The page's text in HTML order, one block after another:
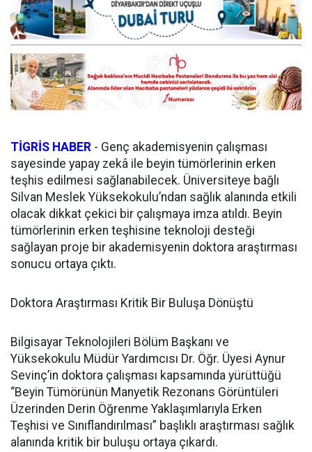
TİGRİS HABER - Genç akademisyenin çalışması
sayesinde yapay zekâ ile beyin tümörlerinin erken
teşhis edilmesi sağlanabilecek. Üniversiteye bağlı
Silvan Meslek Yüksekokulu’ndan sağlık alanında etkili
olacak dikkat çekici bir çalışmaya imza atıldı. Beyin
tümörlerinin erken teşhisine teknoloji desteği
sağlayan proje bir akademisyenin doktora araştırması
sonucu ortaya çıktı.
Doktora Araştırması Kritik Bir Buluşa Dönüştü
Bilgisayar Teknolojileri Bölüm Başkanı ve
Yüksekokulu Müdür Yardımcısı Dr. Öğr. Üyesi Aynur
Sevinç’in doktora çalışması kapsamında yürüttüğü
“Beyin Tümörünün Manyetik Rezonans Görüntüleri
Üzerinden Derin Öğrenme Yaklaşımlarıyla Erken
Teşhisi ve Sınıflandırılması” başlıklı araştırması sağlık
alanında kritik bir buluşu ortaya çıkardı.